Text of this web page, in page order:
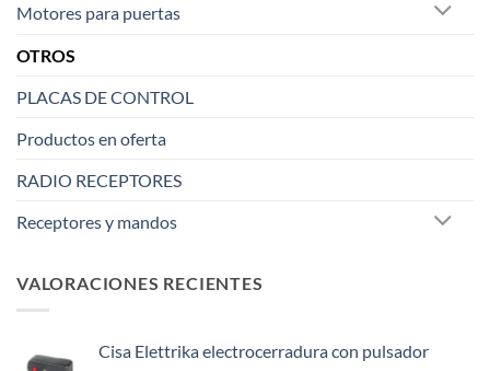
Motores para puertas
OTROS
PLACAS DE CONTROL
Productos en oferta
RADIO RECEPTORES
Receptores y mandos
VALORACIONES RECIENTES
Cisa Elettrika electrocerradura con pulsador